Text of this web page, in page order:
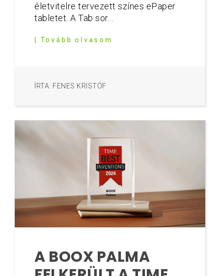
életvitelre tervezett színes ePaper
tabletet. A Tab sor...
| Tovább olvasom
ÍRTA: FENES KRISTÓF
A BOOX PALMA